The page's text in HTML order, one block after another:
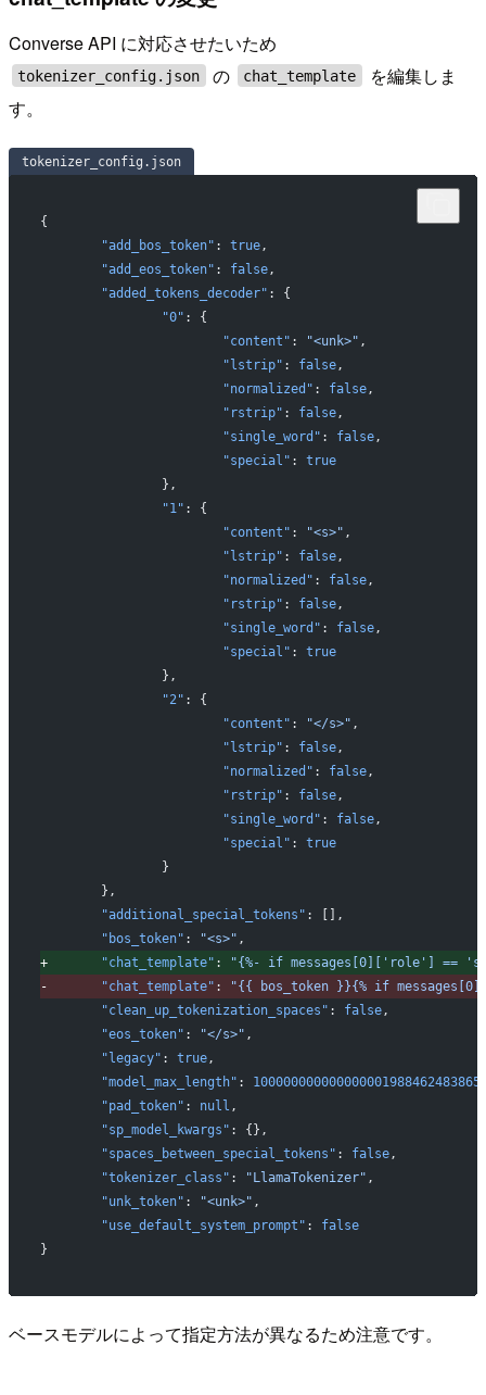
Converse API に対応させたいため
tokenizer_config.json の chat_template
を編集しま
す。
tokenizer_config.json
{
	"add_bos_token"
: true,
	"add_eos_token"
: false,
	"added_tokens_decoder"
: {
		"0"
: {
			"content"
: "<unk>" ,
			"lstrip"
: false,
			"normalized"
: false,
			"rstrip"
: false,
			"single_word"
: false,
			"special"
: true
		},
		"1"
: {
			"content"
: "<s>" ,
			"lstrip"
: false,
			"normalized"
: false,
			"rstrip"
: false,
			"single_word"
: false,
			"special"
: true
		},
		"2"
: {
			"content"
: "</s>" ,
			"lstrip"
: false,
			"normalized"
: false,
			"rstrip"
: false,
			"single_word"
: false,
			"special"
: true
		}
	},
	"additional_special_tokens"
: [],
	"bos_token"
: "<s>" ,
+
	"chat_template"
:
"{%- if messages[0]['role'] ==
-
       "chat_template"
:
"{{ bos_token }}{% if
	"clean_up_tokenization_spaces"
: false,
	"eos_token"
: "</s>" ,
	"legacy"
: true,
	"model_max_length"
:
	"pad_token"
: null ,
	"sp_model_kwargs"
: {},
	"spaces_between_special_tokens"
: false,
	"tokenizer_class"
: "LlamaTokenizer" ,
	"unk_token"
: "<unk>" ,
	"use_default_system_prompt"
: false
}
ベースモデルによって指定方法が異なるため注意です。